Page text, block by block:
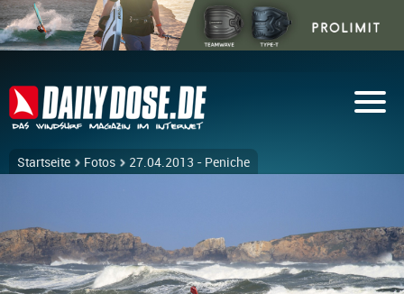
Startseite Fotos 27.04.2013 - Peniche